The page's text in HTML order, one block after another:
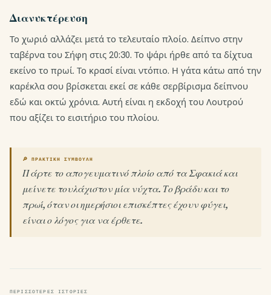
Διανυκτέρευση
Το χωριό αλλάζει μετά το τελευταίο πλοίο. Δείπνο στην
ταβέρνα του Σήφη στις 20:30. Το ψάρι ήρθε από τα δίχτυα
εκείνο το πρωί. Το κρασί είναι ντόπιο. Η γάτα κάτω από την
καρέκλα σου βρίσκεται εκεί σε κάθε σερβίρισμα δείπνου
εδώ και οκτώ χρόνια. Αυτή είναι η εκδοχή του Λουτρού
που αξίζει το εισιτήριο του πλοίου.
🔎 ΠΡΑΚΤΙΚΉ ΣΥΜΒΟΥΛΉ
Πάρτε το απογευματινό πλοίο από τα Σφακιά και
μείνετε τουλάχιστον μία νύχτα. Το βράδυ και το
πρωί, όταν οι ημερήσιοι επισκέπτες έχουν φύγει,
είναι ο λόγος για να έρθετε.
ΠΕΡΙΣΣΌΤΕΡΕΣ ΙΣΤΟΡΊΕΣ